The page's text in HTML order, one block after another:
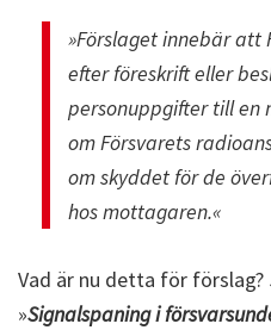
»Förslaget innebär att
efter föreskrift eller
personuppgifter till en
om Försvarets
om skyddet för de
hos mottagaren.«
Vad är nu detta för
»Signalspaning i